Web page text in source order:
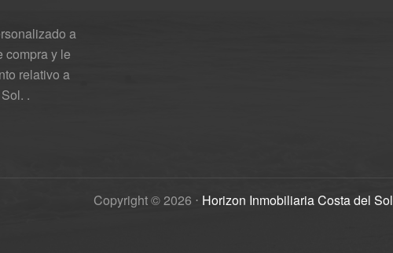
a
compra y le
relativo a
.
Copyright ©2026 ⋅ Horizon Inmobiliaria Costa del Sol